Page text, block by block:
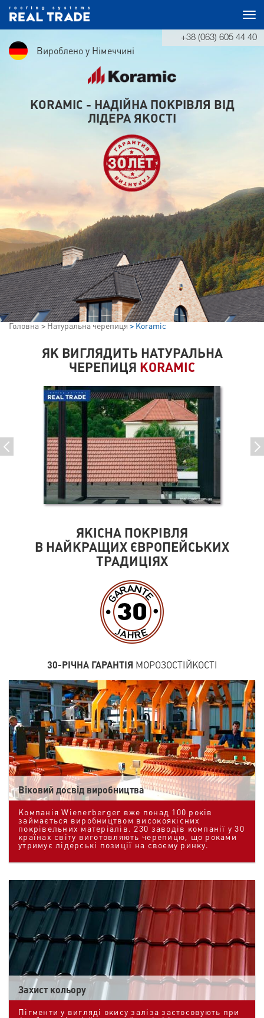
+38 (063) 605 44 40
Вироблено у Німеччині
KORAMIC - НАДІЙНА ПОКРІВЛЯ ВІД
ЛІДЕРА ЯКОСТІ
Головна Натуральна черепиця Koramic
ЯК ВИГЛЯДИТЬ НАТУРАЛЬНА
ЧЕРЕПИЦЯ KORAMIC
ЯКІСНА ПОКРІВЛЯ
В НАЙКРАЩИХ ЄВРОПЕЙСЬКИХ
ТРАДИЦІЯХ
30-РІЧНА ГАРАНТІЯ МОРОЗОСТІЙКОСТІ
Віковий досвід виробництва
Компанія Wienerberger вже понад 100 років
займається виробництвом високоякісних
покрівельних матеріалів. 230 заводів компанії у 30
країнах світу виготовляють черепицю, що роками
утримує лідерські позиції на своєму ринку.
Захист кольору
Пігменти у вигляді окису заліза застосовують при